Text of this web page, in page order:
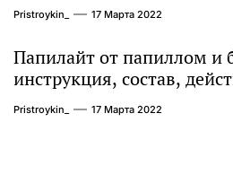
Pristroykin_ 17 Марта 2022
Папилайт от папиллом и
инструкция, состав,
Pristroykin_ 17 Марта 2022